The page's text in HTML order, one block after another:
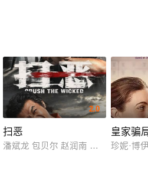
高史
2.0
扫恶
潘斌龙 包贝尔 赵润南 克拉拉 释小龙
皇家骗
珍妮·博